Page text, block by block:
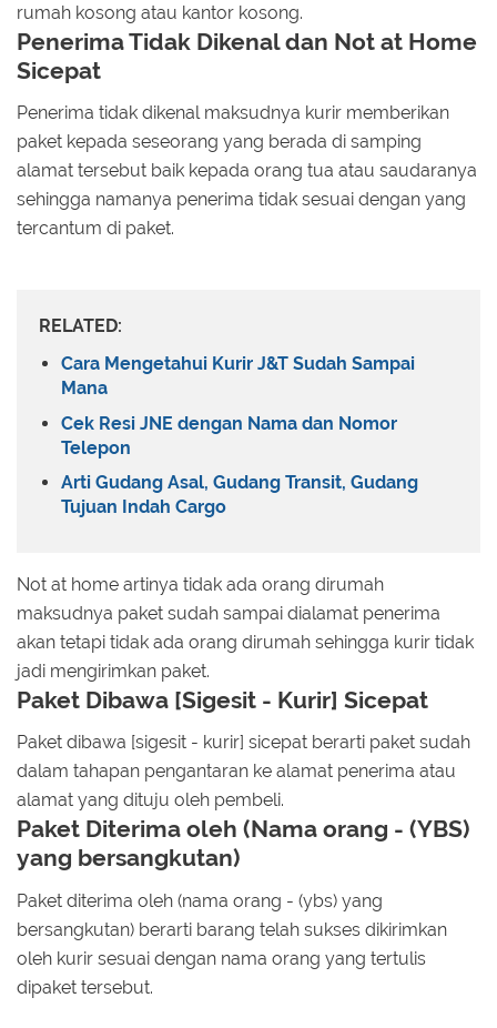
rumah kosong atau kantor kosong.
Penerima Tidak Dikenal dan Not at Home
Sicepat
Penerima tidak dikenal maksudnya kurir memberikan
paket kepada seseorang yang berada di samping
alamat tersebut baik kepada orang tua atau saudaranya
sehingga namanya penerima tidak sesuai dengan yang
tercantum di paket.
RELATED:
Cara Mengetahui Kurir J&T Sudah Sampai
Mana
Cek Resi JNE dengan Nama dan Nomor
Telepon
Arti Gudang Asal, Gudang Transit, Gudang
Tujuan Indah Cargo
Not at home artinya tidak ada orang dirumah
maksudnya paket sudah sampai dialamat penerima
akan tetapi tidak ada orang dirumah sehingga kurir tidak
jadi mengirimkan paket.
Paket Dibawa [Sigesit - Kurir] Sicepat
Paket dibawa [sigesit - kurir] sicepat berarti paket sudah
dalam tahapan pengantaran ke alamat penerima atau
alamat yang dituju oleh pembeli.
Paket Diterima oleh (Nama orang - (YBS)
yang bersangkutan)
Paket diterima oleh (nama orang - (ybs) yang
bersangkutan) berarti barang telah sukses dikirimkan
oleh kurir sesuai dengan nama orang yang tertulis
dipaket tersebut.